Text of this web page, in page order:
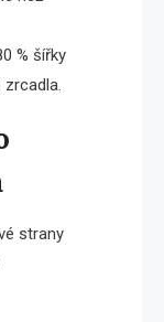
% šířky
zrcadla.
strany